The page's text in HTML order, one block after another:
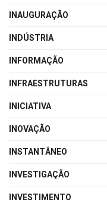
INAUGURAÇÃO
INDÚSTRIA
INFORMAÇÃO
INFRAESTRUTURAS
INICIATIVA
INOVAÇÃO
INSTANTÂNEO
INVESTIGAÇÃO
INVESTIMENTO